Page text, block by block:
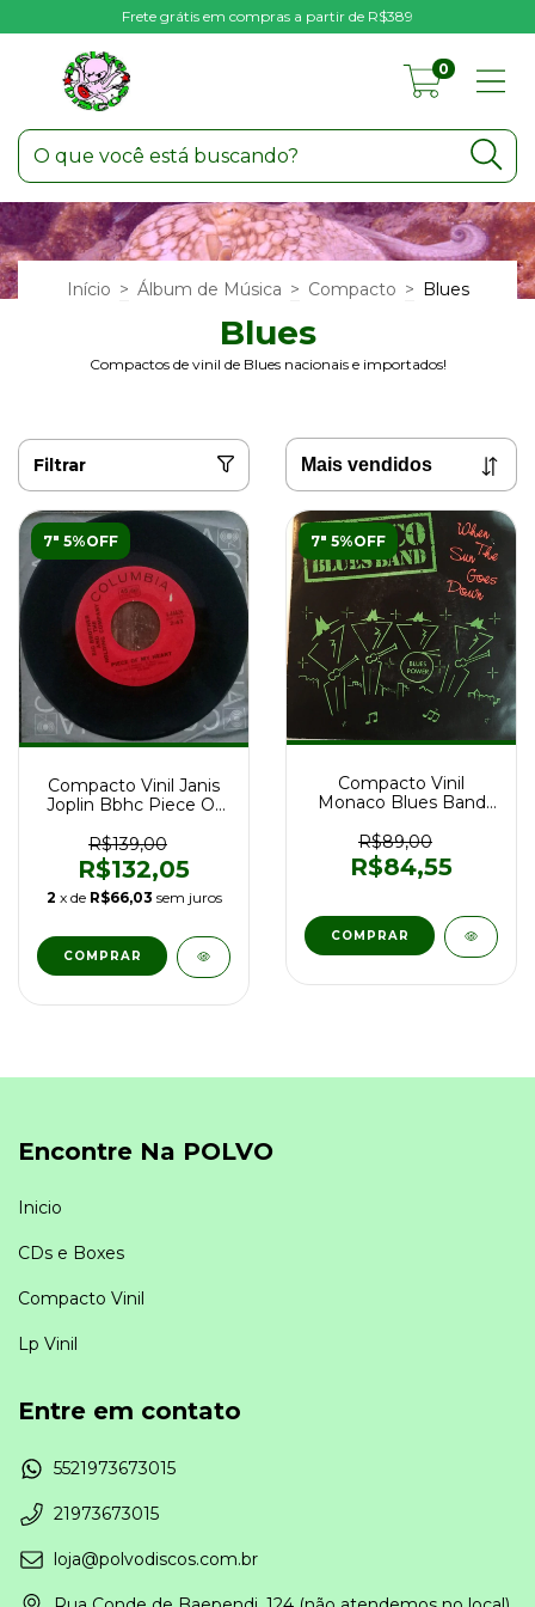
Frete grátis em compras a partir de R$389
0
Início > Álbum de Música > Compacto > Blues
Blues
Compactos de vinil de Blues nacionais e importados!
Filtrar
7" 5%OFF
Compacto Vinil Janis
Joplin Bbhc Piece Of
R$139,00
R$132,05
2 x de R$66,03 sem juros
7" 5%OFF
Compacto Vinil
Monaco Blues Band
Down
R$89,00
R$84,55
Encontre Na POLVO
Inicio
CDs e Boxes
Compacto Vinil
Lp Vinil
Entre em contato
5521973673015
21973673015
loja@polvodiscos.com.br